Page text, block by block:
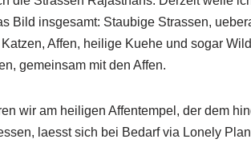
Bild insgesamt: Staubige Strassen,
Affen, heilige Kuehe und sogar
gemeinsam mit den Affen.
wir am heiligen Affentempel, der dem
laesst sich bei Bedarf via Lonely